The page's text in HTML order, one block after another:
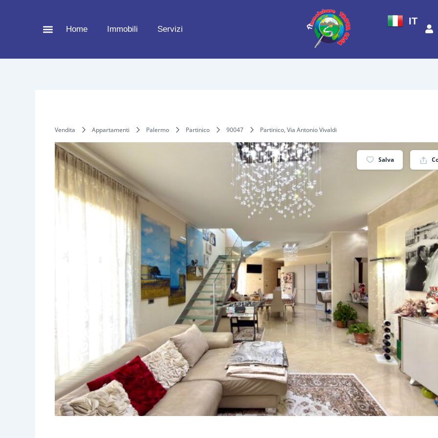
Home Immobili Servizi
IT
Vendita Appartamenti Palermo Partinico 90047 Partinico, Via Antonio Vivaldi
Salva